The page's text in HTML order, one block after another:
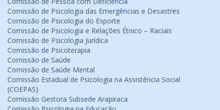
Comissão de Psicologia das Emergências e Desastres
Comissão de Psicologia do Esporte
Comissão de Psicologia e Relações Étnico – Raciais
Comissão de Psicologia Jurídica
Comissão de Psicoterapia
Comissão de Saúde
Comissão de Saúde Mental
Comissão Estadual de Psicologia na Assistência Social
(COEPAS)
Comissão Gestora Subsede Arapiraca